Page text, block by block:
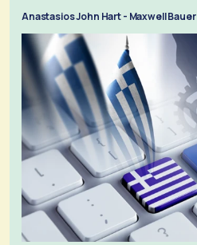
Anastasios John Hart - Maxwell Bauer